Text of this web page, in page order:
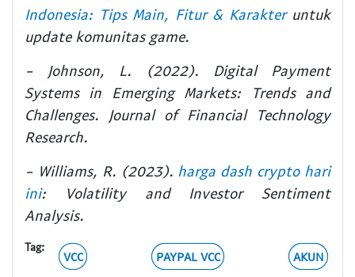
Indonesia: Tips Main, Fitur & Karakteruntuk
update komunitas game.
- Johnson, L. (2022). Digital Payment
Systems in Emerging Markets: Trends and
Challenges. Journal of Financial Technology
Research.
- Williams, R. (2023). harga dash crypto hari
ini: Volatility and Investor Sentiment
Analysis.
Tag:
VCC PAYPAL VCC AKUN